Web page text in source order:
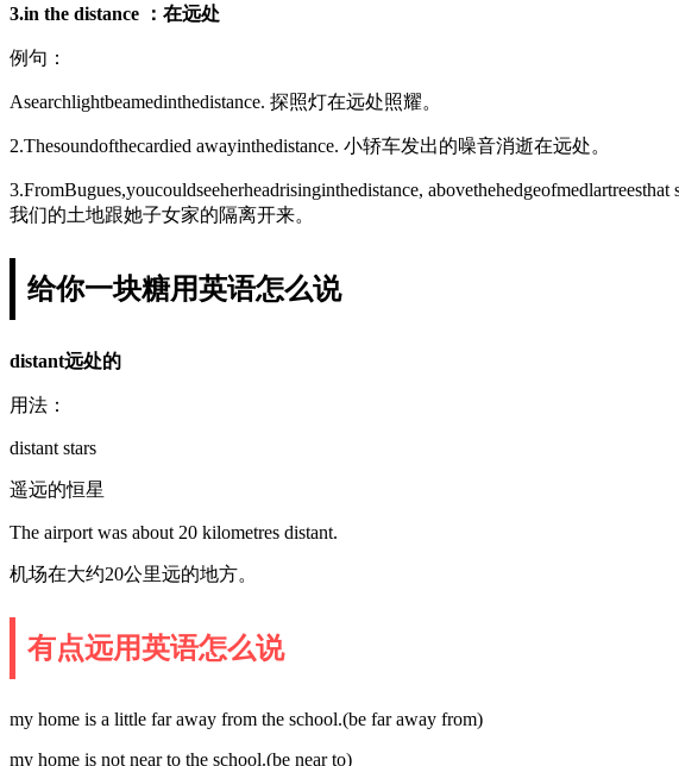
3.in the distance ：在远处
例句：
Asearchlightbeamedinthedistance. 探照灯在远处照耀。
2.Thesoundofthecardied awayinthedistance. 小轿车发出的噪音消逝在远处。
3.FromBugues,youcouldseeherheadrisinginthedistance,
我们的土地跟她子女家的隔离开来。
给你一块糖用英语怎么说
distant远处的
用法：
distant stars
遥远的恒星
The airport was about 20 kilometres distant.
机场在大约20公里远的地方。
有点远用英语怎么说
my home is a little far away from the school.(be far away from)
my home is not near to the school.(be near to)